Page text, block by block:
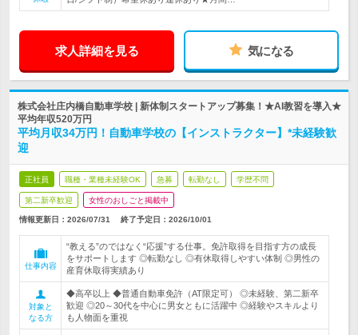
求人詳細を見る 気になる
株式会社庄内橋自動車学校 | 新体制スタートアップ募集！★AI教習を導入★
平均年収520万円
平均月収34万円！自動車学校の【インストラクター】*未経験歓
迎
正社員 職種・業種未経験OK 急募 転勤なし 学歴不問
第二新卒歓迎 女性のおしごと掲載中
情報更新日：2026/07/31 終了予定日： 2026/10/01
仕事内容
“教える”のではなく“応援”する仕事。免許取得を目指す方の成長
をサポートします ◎転勤なし ◎有休取得しやすい体制 ◎男性の
産育休取得実績あり
対象と
なる方
◆高卒以上 ◆普通自動車免許（AT限定可） ◎未経験、第二新卒
歓迎 ◎20～30代を中心に男女ともに活躍中 ◎経験やスキルより
も人物面を重視